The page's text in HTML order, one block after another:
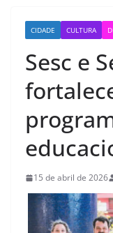
CIDADE CULTURA
Sesc e
15 de abril de 2026